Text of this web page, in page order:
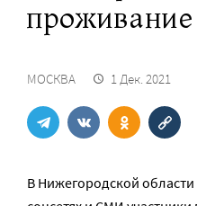
проживание
МОСКВА 1 Дек. 2021
В Нижегородской